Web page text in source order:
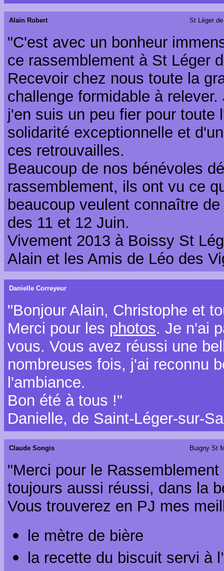
Alain Robert St Léger
"C'est avec un bonheur
ce rassemblement à St Léger
Recevoir chez nous toute la
challenge formidable à
j'en suis un peu fier pour toute
solidarité exceptionnelle et
ces retrouvailles.
Beaucoup de nos bénévoles
rassemblement, ils ont vu ce
beaucoup veulent connaître
des 11 et 12 Juin.
Vivement 2013 à Boissy St
Alain et les Amis de Léo des
Danielle Correyeur
"Bonjour Alain, Christophe et
Merci pour les photos. Je n'ai
vous. Vous avez réussi une
nombreuses fois, j'ai reconnu
l'ambiance.
Bon été à tous !"
Danielle, de Saint-Léger-sur-
Claude Songis Buigny St
"Merci pour le
toujours aussi réussi, dans la
Vous trouverez en PJ mes
le mètre de bière
la recette du biscuit servi à